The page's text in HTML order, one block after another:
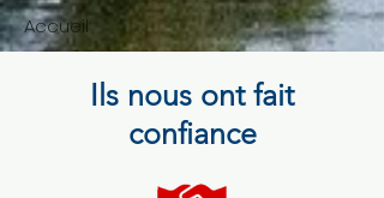
Accueil
Ils nous ont fait
confiance